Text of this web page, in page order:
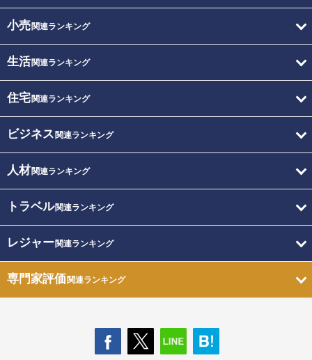
小売関連ランキング
生活関連ランキング
住宅関連ランキング
ビジネス 関連ランキング
人材関連ランキング
トラベル関連ランキング
レジャー関連ランキング
専門家評価関連ランキング